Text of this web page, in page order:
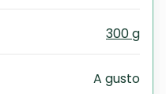
300 g
A gusto